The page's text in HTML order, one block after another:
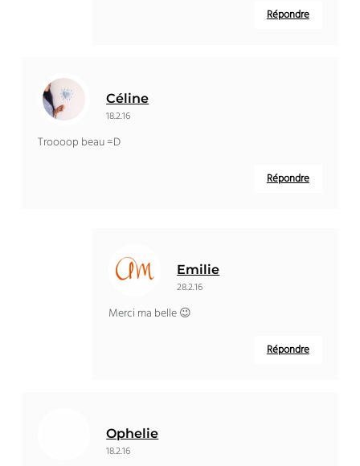
Répondre
Céline
18.2.16
Troooop beau =D
Répondre
Emilie
28.2.16
Merci ma belle 😉
Répondre
Ophelie
18.2.16